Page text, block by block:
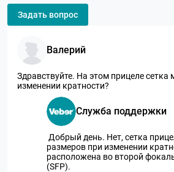
Задать вопрос
Валерий
Здравствуйте. На этом прицеле сетка
изменении кратности?
Служба поддержки
Добрый день. Нет, сетка
размеров при изменении
расположена во второй
(SFP).